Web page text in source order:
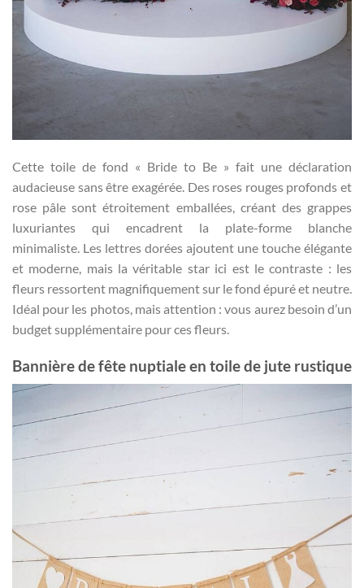
Cette toile de fond « Bride to Be » fait une déclaration
audacieuse sans être exagérée. Des roses rouges profonds et
rose pâle sont étroitement emballées, créant des grappes
luxuriantes qui encadrent la plate-forme blanche
minimaliste. Les lettres dorées ajoutent une touche élégante
et moderne, mais la véritable star ici est le contraste : les
fleurs ressortent magnifiquement sur le fond épuré et neutre.
Idéal pour les photos, mais attention : vous aurez besoin d’un
budget supplémentaire pour ces fleurs.
Bannière de fête nuptiale en toile de jute rustique